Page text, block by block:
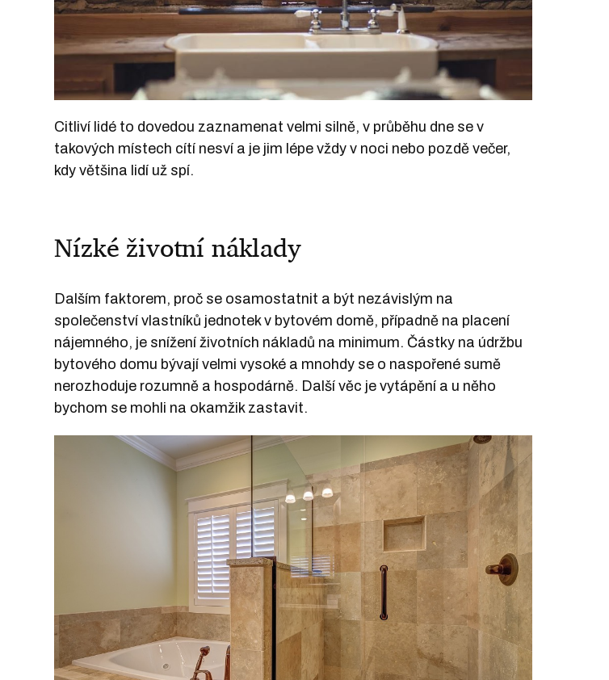
Citliví lidé to dovedou zaznamenat velmi silně, v průběhu dne se v
takových místech cítí nesví a je jim lépe vždy v noci nebo pozdě večer,
kdy většina lidí už spí.
Nízké životní náklady
Dalším faktorem, proč se osamostatnit a být nezávislým na
společenství vlastníků jednotek v bytovém domě, případně na placení
nájemného, je snížení životních nákladů na minimum. Částky na údržbu
bytového domu bývají velmi vysoké a mnohdy se o naspořené sumě
nerozhoduje rozumně a hospodárně. Další věc je vytápění a u něho
bychom se mohli na okamžik zastavit.